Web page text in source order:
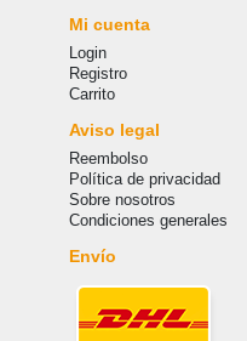
Mi cuenta
Login
Registro
Carrito
Aviso legal
Reembolso
Política de privacidad
Sobre nosotros
Condiciones generales
Envío